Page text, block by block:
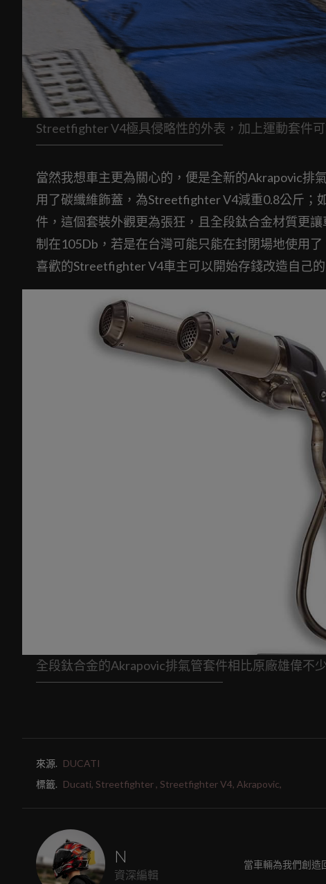
Streetfighter V4極具侵略性的外表，加上運動套件
當然我想車主更為關心的，便是全新的Akrapovic排
用了碳纖維飾蓋，為Streetfighter V4減重0.8公斤；
件，這個套裝外觀更為張狂，且全段鈦合金材質更
制在105Db，若是在台灣可能只能在封閉場地使用
喜歡的Streetfighter V4車主可以開始存錢改造自己的
全段鈦合金的Akrapovic排氣管套件相比原廠雄偉不少
來源. DUCATI
標籤. Ducati, Streetfighter , Streetfighter V4, Akrapovic,
N
資深編輯
當車輛為我們創造